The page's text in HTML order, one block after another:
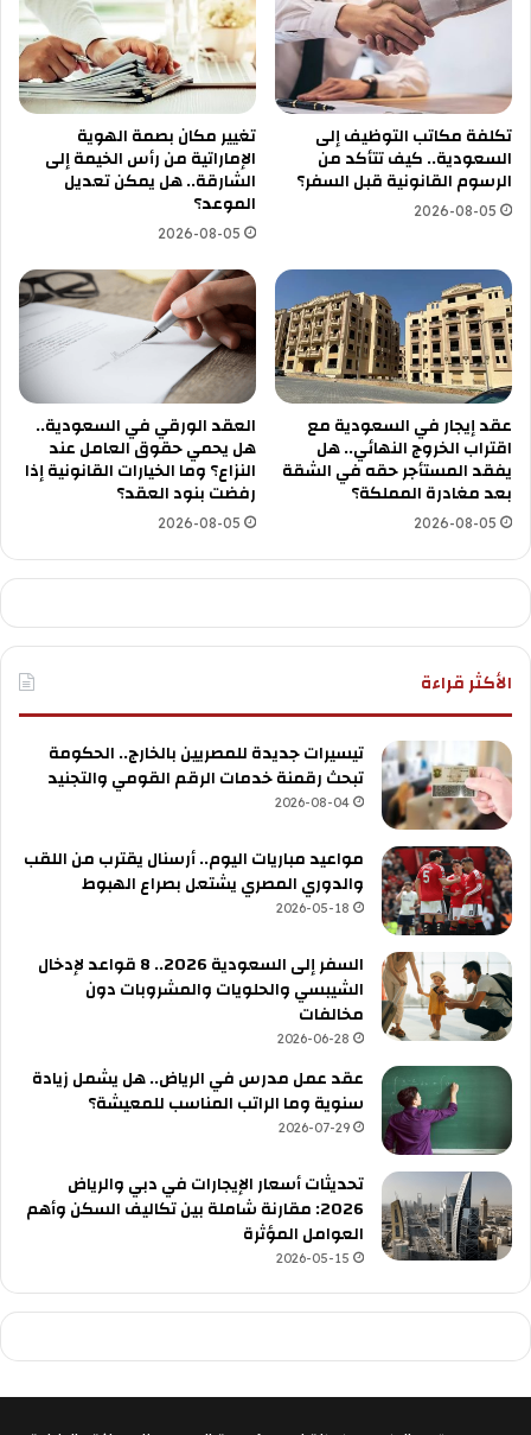
تكلفة مكاتب التوظيف إلى
السعودية.. كيف تتأكد من
الرسوم القانونية قبل السفر؟
2026-08-05
تغيير مكان بصمة الهوية
الإماراتية من رأس الخيمة إلى
الشارقة.. هل يمكن تعديل
الموعد؟
2026-08-05
عقد إيجار في السعودية مع
اقتراب الخروج النهائي.. هل
يفقد المستأجر حقه في الشقة
بعد مغادرة المملكة؟
2026-08-05
العقد الورقي في السعودية..
هل يحمي حقوق العامل عند
النزاع؟ وما الخيارات القانونية إذا
رفضت بنود العقد؟
2026-08-05
الأكثر قراءة
تيسيرات جديدة للمصريين بالخارج.. الحكومة
تبحث رقمنة خدمات الرقم القومي والتجنيد
2026-08-04
مواعيد مباريات اليوم.. أرسنال يقترب من اللقب
والدوري المصري يشتعل بصراع الهبوط
2026-05-18
السفر إلى السعودية 2026.. 8 قواعد لإدخال
الشيبسي والحلويات والمشروبات دون
مخالفات
2026-06-28
عقد عمل مدرس في الرياض.. هل يشمل زيادة
سنوية وما الراتب المناسب للمعيشة؟
2026-07-29
تحديثات أسعار الإيجارات في دبي والرياض
2026: مقارنة شاملة بين تكاليف السكن وأهم
العوامل المؤثرة
2026-05-15